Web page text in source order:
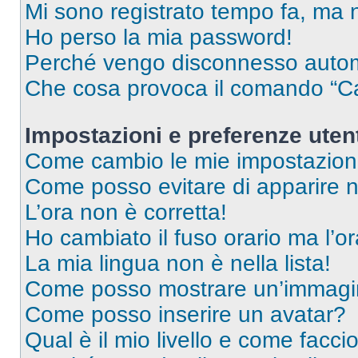
Mi sono registrato tempo fa, ma
Ho perso la mia password!
Perché vengo disconnesso
Che cosa provoca il comando
Impostazioni e preferenze
Come cambio le mie
Come posso evitare di apparire
L’ora non è corretta!
Ho cambiato il fuso orario ma
La mia lingua non è nella lista!
Come posso mostrare
Come posso inserire un avatar?
Qual è il mio livello e come